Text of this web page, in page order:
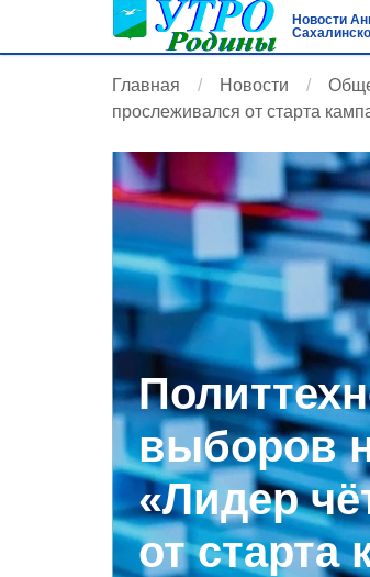
Новости
Главная Новости
прослеживался от старта
выборов
«Лидер
от старта